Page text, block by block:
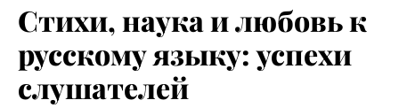
Стихи, наука и любовь к
русскому языку: успехи
слушателей